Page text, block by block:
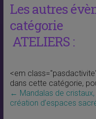
Les autres
catégorie
ATELIERS :
<em
dans cette catégorie,
← Mandalas de
création d’espaces